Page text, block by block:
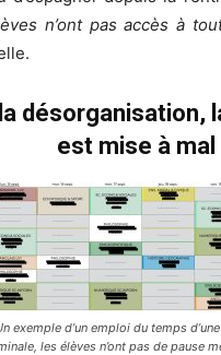
n’ont pas accès à
désorganisation,
est mise à mal
exemple d’un emploi du temps
les élèves n’ont pas de pause